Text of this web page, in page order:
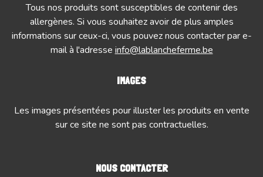
Tous nos produits sont susceptibles de contenir des
allergènes. Si vous souhaitez avoir de plus amples
informations sur ceux-ci, vous pouvez nous contacter par e-
mail à l'adresse info@lablancheferme.be
IMAGES
Les images présentées pour illuster les produits en vente
sur ce site ne sont pas contractuelles.
NOUS CONTACTER